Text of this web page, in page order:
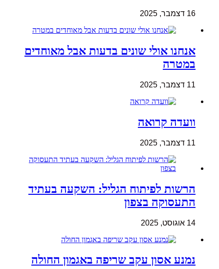
16 דצמבר, 2025
אנחנו אולי שונים בדעות אבל מאוחדים
במטרה
11 דצמבר, 2025
וועדה קרואה
11 דצמבר, 2025
הרשות לפיתוח הגליל: השקעה בעתיד
התעסוקה בצפון
14 אוגוסט, 2025
נמנע אסון עקב שריפה באגמון החולה